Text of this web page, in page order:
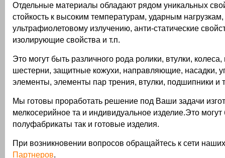
Отдельные материалы обладают рядом уникальных
стойкость к высоким температурам, ударным нагрузкам,
ультрафиолетовому излучению, анти-статические
изолирующие свойства и т.п.
Это могут быть различного рода ролики, втулки,
шестерни, защитные кожухи, направляющие, насадки,
элементы, элементы пар трения, втулки, подшипники и
Мы готовы проработать решение под Ваши задачи
мелкосерийное та и индивидуальное изделие.Это могут
полуфабрикаты так и готовые изделия.
При возникновении вопросов обращайтесь к сети
Партнеров.